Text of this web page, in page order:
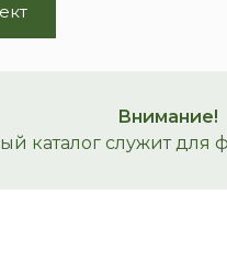
Внимание!
каталог служит для